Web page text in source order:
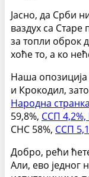
Јасно, да Срби
ваздух са
за топли оброк
хоће то, а ко
Наша опозиција
и Крокодил,
Народна
59,8%, ССП
СНС 58%, ССП
Добро, рећи
Али, ево једног